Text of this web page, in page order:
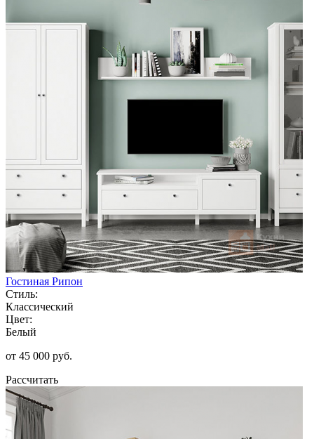
Гостиная Рипон
Стиль:
Классический
Цвет:
Белый
от 45 000 руб.
Рассчитать